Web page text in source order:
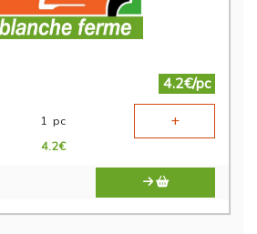
4.2€/pc
1 pc +
4.2€